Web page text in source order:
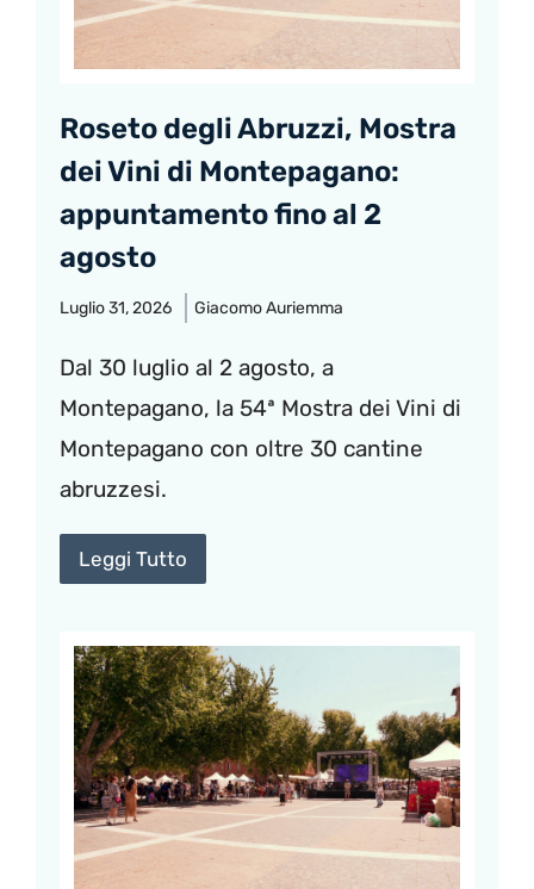
Roseto degli Abruzzi, Mostra
dei Vini di Montepagano:
appuntamento fino al 2
agosto
Luglio 31, 2026 Giacomo Auriemma
Dal 30 luglio al 2 agosto, a
Montepagano, la 54ª Mostra dei Vini di
Montepagano con oltre 30 cantine
abruzzesi.
Leggi Tutto